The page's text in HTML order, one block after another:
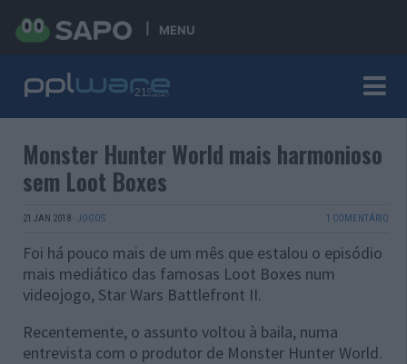
MENU
Monster Hunter World mais harmonioso
sem Loot Boxes
21 JAN 2018 · JOGOS 1 COMENTÁRIO
Foi há pouco mais de um mês que estalou o episódio
mais mediático das famosas Loot Boxes num
videojogo, Star Wars Battlefront II.
Recentemente, o assunto voltou à baila, numa
entrevista com o produtor de Monster Hunter World.